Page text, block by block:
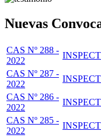
Nuevas
CAS Nº 288 -
2022
CAS Nº 287 -
2022
CAS Nº 286 -
2022
CAS Nº 285 -
2022